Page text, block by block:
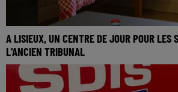
A LISIEUX, UN CENTRE DE JOUR POUR LES
L'ANCIEN TRIBUNAL